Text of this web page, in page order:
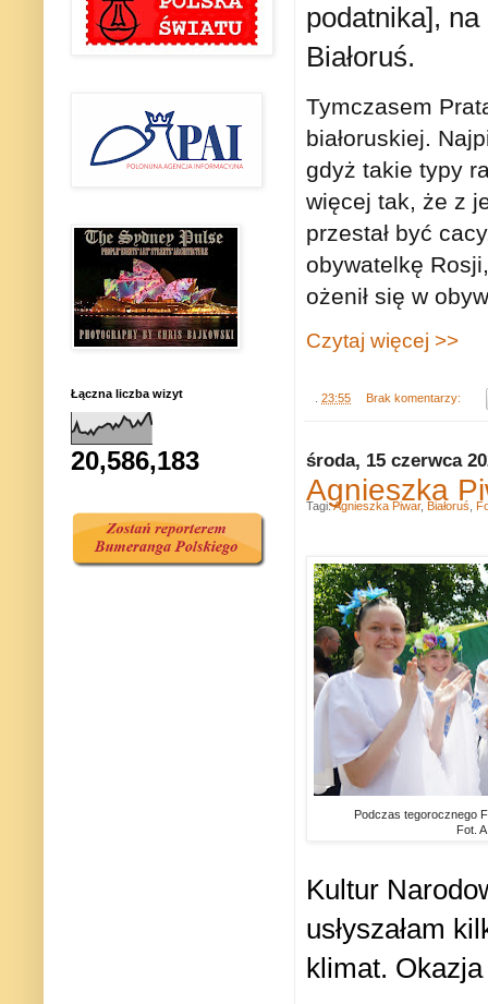
podatnika],
Białoruś.
Tymczasem
białoruskiej.
gdyż takie typy
więcej tak, że z
przestał być
obywatelkę
ożenił się w
Czytaj więcej >>
23:55 Brak komentarzy:
środa, 15 czerwca
Agnieszka
Podczas tegorocznego
Fot.
Kultur
usłyszałam
klimat.
Tagi:Agnieszka Piwar, Białoruś
Łączna liczba wizyt
20,586,183